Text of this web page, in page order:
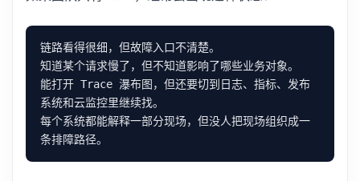
能打开 Trace 瀑布图，但还要切到日志、指标、发布
每个系统都能解释一部分现场，但没人把现场组织成一